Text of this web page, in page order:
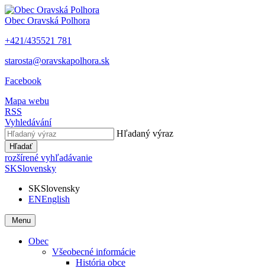
Obec Oravská Polhora
+421/435521 781
starosta@oravskapolhora.sk
Facebook
Mapa webu
RSS
Vyhledávání
Hľadaný výraz
Hľadať
rozšírené vyhľadávanie
SKSlovensky
SKSlovensky
ENEnglish
Menu
Obec
Všeobecné informácie
História obce